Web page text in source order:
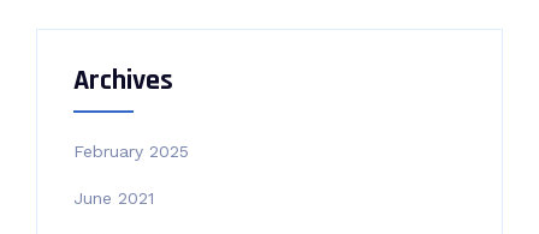
Archives
February 2025
June 2021